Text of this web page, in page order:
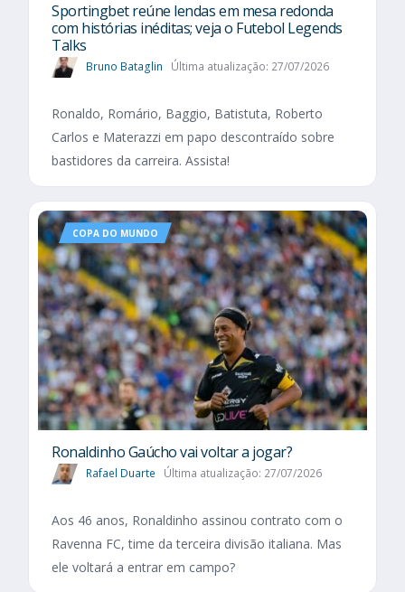
Sportingbet reúne lendas em mesa redonda
com histórias inéditas; veja o Futebol Legends
Talks
Bruno Bataglin Última atualização: 27/07/2026
Ronaldo, Romário, Baggio, Batistuta, Roberto
Carlos e Materazzi em papo descontraído sobre
bastidores da carreira. Assista!
COPA DO MUNDO
Ronaldinho Gaúcho vai voltar a jogar?
Rafael Duarte Última atualização: 27/07/2026
Aos 46 anos, Ronaldinho assinou contrato com o
Ravenna FC, time da terceira divisão italiana. Mas
ele voltará a entrar em campo?